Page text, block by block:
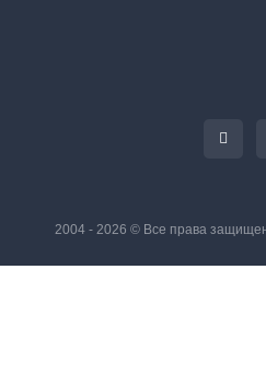
2004 - 2026 © Все права